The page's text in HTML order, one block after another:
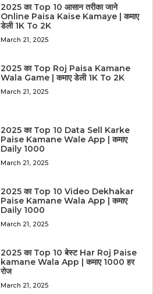
2025 का Top 10 आसान तरीका जाने
Online Paisa Kaise Kamaye | कमाए
डेली 1K To 2K
March 21, 2025
2025 का Top Roj Paisa Kamane
Wala Game | कमाए डेली 1K To 2K
March 21, 2025
2025 का Top 10 Data Sell Karke
Paise Kamane Wale App | कमाए
Daily 1000
March 21, 2025
2025 का Top 10 Video Dekhakar
Paise Kamane Wala App | कमाए
Daily 1000
March 21, 2025
2025 का Top 10 बेस्ट Har Roj Paise
kamane Wala App | कमाए 1000 हर
रोज
March 21, 2025